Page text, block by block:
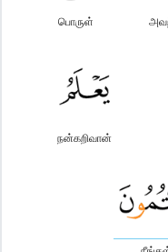
பொருள்
நன்கறிவான்